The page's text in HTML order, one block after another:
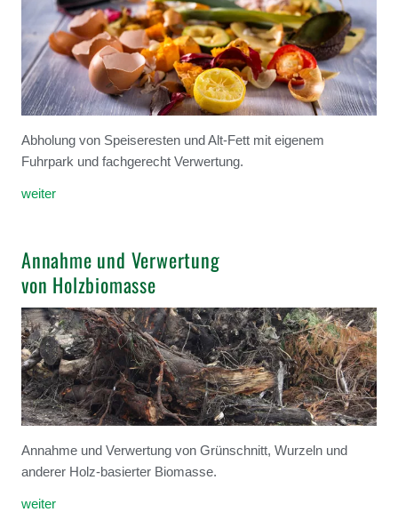
Abholung von Speiseresten und Alt-Fett mit eigenem
Fuhrpark und fachgerecht Verwertung.
weiter
Annahme und Verwertung
von Holzbiomasse
Annahme und Verwertung von Grünschnitt, Wurzeln und
anderer Holz-basierter Biomasse.
weiter